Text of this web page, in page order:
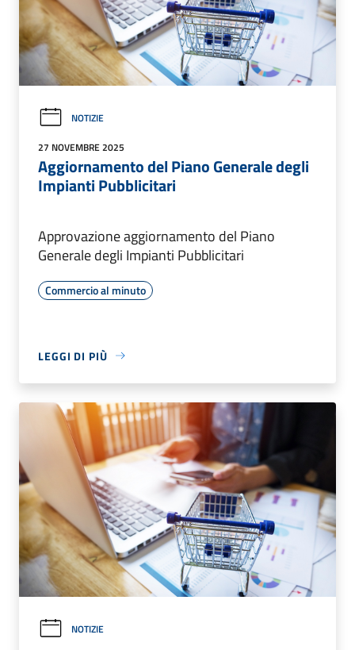
NOTIZIE
27 NOVEMBRE 2025
Aggiornamento del Piano Generale degli
Impianti Pubblicitari
Approvazione aggiornamento del Piano
Generale degli Impianti Pubblicitari
Commercio al minuto
LEGGI DI PIÙ
NOTIZIE